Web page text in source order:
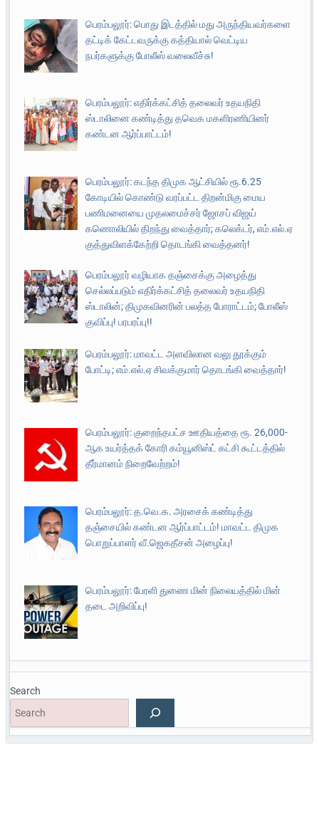
பெரம்பலூர்: பொது இடத்தில் மது அருந்தியவர்களை
தட்டிக் கேட்டவருக்கு கத்தியால் வெட்டிய
நபர்களுக்கு போலீஸ் வலைவீச்சு!
பெரம்பலூர்: எதிர்க்கட்சித் தலைவர் உதயநிதி
ஸ்டாலினை கண்டித்து தவெக மகளிரணியினர்
கண்டன ஆர்ப்பாட்டம்!
பெரம்பலூர்: கடந்த திமுக ஆட்சியில் ரூ.6.25
கோடியில் கொண்டு வரப்பட்ட திறன்மிகு மைய
பணிமனையை முதலமைச்சர் ஜோசப் விஜய்
கணொலியில் திறந்து வைத்தார்; கலெக்டர், எம்.எல்.ஏ
குத்துவிளக்கேற்றி தொடங்கி வைத்தனர்!
பெரம்பலூர் வழியாக தஞ்சைக்கு அழைத்து
செல்லப்படும் எதிர்க்கட்சித் தலைவர் உதயநிதி
ஸ்டாலின்; திமுகவினரின் பலத்த போராட்டம்; போலீஸ்
குவிப்பு! பரபரப்பு!!
பெரம்பலூர்: மாவட்ட அளவிலான வலு தூக்கும்
போட்டி; எம்.எல்.ஏ சிவக்குமார் தொடங்கி வைத்தார்!
பெரம்பலூர்: குறைந்தபட்ச ஊதியத்தை ரூ. 26,000-
ஆக உயர்த்தக் கோரி கம்யூனிஸ்ட் கட்சி கூட்டத்தில்
தீர்மானம் நிறைவேற்றம்!
பெரம்பலூர்: த.வெ.க. அரசைக் கண்டித்து
தஞ்சையில் கண்டன ஆர்ப்பாட்டம்! மாவட்ட திமுக
பொறுப்பாளர் வீ.ஜெகதீசன் அழைப்பு!
பெரம்பலூர்: பேரளி துணை மின் நிலையத்தில் மின்
தடை அறிவிப்பு!
Search